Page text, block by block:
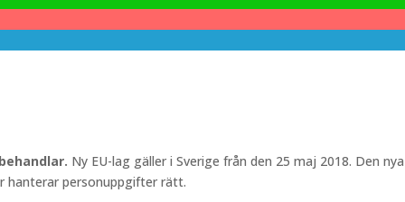
Ny EU-lag gäller i Sverige från den 25 maj 2018. Den nya
hanterar personuppgifter rätt.